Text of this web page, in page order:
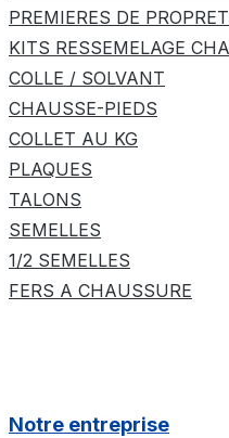
PREMIERES DE
KITS RESSEMELAGE
COLLE / SOLVANT
CHAUSSE-PIEDS
COLLET AU KG
PLAQUES
TALONS
SEMELLES
1/2 SEMELLES
FERS A CHAUSSURE
Notre entreprise